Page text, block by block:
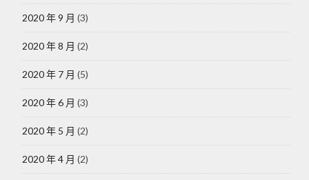
2020 年 9 月 (3)
2020 年 8 月 (2)
2020 年 7 月 (5)
2020 年 6 月 (3)
2020 年 5 月 (2)
2020 年 4 月 (2)